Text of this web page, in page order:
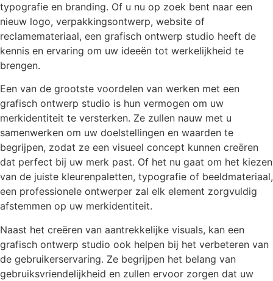
typografie en branding. Of u nu op zoek bent naar een
nieuw logo, verpakkingsontwerp, website of
reclamemateriaal, een grafisch ontwerp studio heeft de
kennis en ervaring om uw ideeën tot werkelijkheid te
brengen.
Een van de grootste voordelen van werken met een
grafisch ontwerp studio is hun vermogen om uw
merkidentiteit te versterken. Ze zullen nauw met u
samenwerken om uw doelstellingen en waarden te
begrijpen, zodat ze een visueel concept kunnen creëren
dat perfect bij uw merk past. Of het nu gaat om het kiezen
van de juiste kleurenpaletten, typografie of beeldmateriaal,
een professionele ontwerper zal elk element zorgvuldig
afstemmen op uw merkidentiteit.
Naast het creëren van aantrekkelijke visuals, kan een
grafisch ontwerp studio ook helpen bij het verbeteren van
de gebruikerservaring. Ze begrijpen het belang van
gebruiksvriendelijkheid en zullen ervoor zorgen dat uw